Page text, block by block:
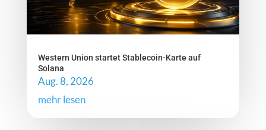
Western Union startet Stablecoin-Karte auf
Solana
Aug. 8, 2026
mehr lesen